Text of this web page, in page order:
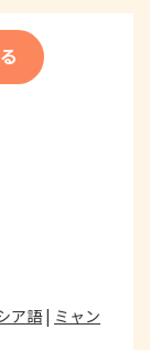
ア語| ミャン